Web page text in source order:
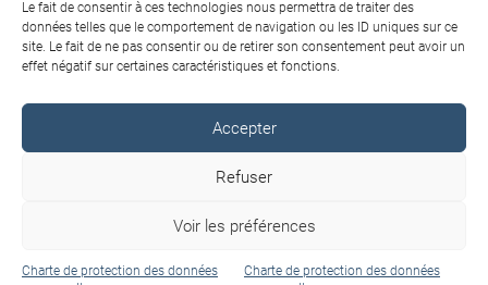
Le fait de consentir à ces technologies nous permettra de traiter des
données telles que le comportement de navigation ou les ID uniques sur ce
site. Le fait de ne pas consentir ou de retirer son consentement peut avoir un
effet négatif sur certaines caractéristiques et fonctions.
Accepter
Refuser
Voir les préférences
Charte de protection des données
Charte de protection des données
Contactez-nous
Copyright © 2026 FORMA SANTÉ. Tous droits réservés.
Charte de protection des données personnelles
Mentions légales